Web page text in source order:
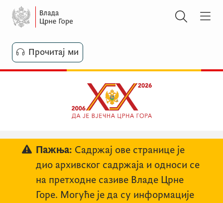
Прочитај ми
Пажња: Садржај ове странице је
дио архивског садржаја и односи се
на претходне сазиве Владе Црне
Горе. Могуће је да су информације